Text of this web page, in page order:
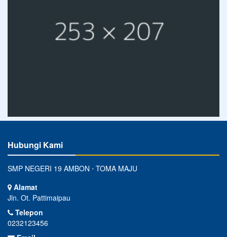
Hubungi Kami
SMP NEGERI 19 AMBON ⋅ TOMA MAJU
Alamat
Jln. Ot. Pattimaipau
Telepon
0232123456